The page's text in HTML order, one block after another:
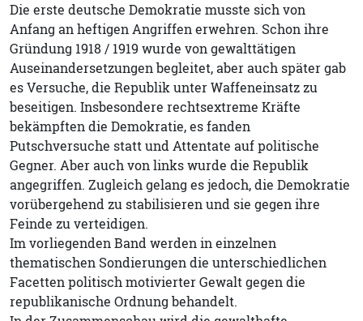
Die erste deutsche Demokratie musste sich von
Anfang an heftigen Angriffen erwehren. Schon ihre
Gründung 1918 / 1919 wurde von gewalttätigen
Auseinandersetzungen begleitet, aber auch später gab
es Versuche, die Republik unter Waffeneinsatz zu
beseitigen. Insbesondere rechtsextreme Kräfte
bekämpften die Demokratie, es fanden
Putschversuche statt und Attentate auf politische
Gegner. Aber auch von links wurde die Republik
angegriffen. Zugleich gelang es jedoch, die Demokratie
vorübergehend zu stabilisieren und sie gegen ihre
Feinde zu verteidigen.
Im vorliegenden Band werden in einzelnen
thematischen Sondierungen die unterschiedlichen
Facetten politisch motivierter Gewalt gegen die
republikanische Ordnung behandelt.